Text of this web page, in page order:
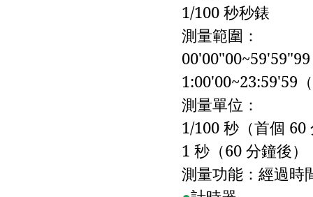
1/100 秒秒錶
測量範圍：
00'00"00~59'59"99
1:00'00~23:59'59 （
測量單位：
1/100 秒（首個 60
1 秒（60 分鐘後）
測量功能：經過時